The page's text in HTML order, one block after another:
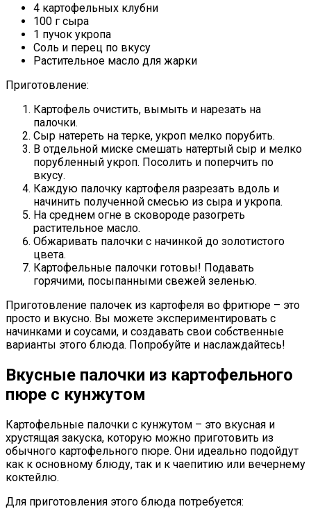
4 картофельных клубни
100 г сыра
1 пучок укропа
Соль и перец по вкусу
Растительное масло для жарки
Приготовление:
Картофель очистить, вымыть и нарезать на
палочки.
Сыр натереть на терке, укроп мелко порубить.
В отдельной миске смешать натертый сыр и мелко
порубленный укроп. Посолить и поперчить по
вкусу.
Каждую палочку картофеля разрезать вдоль и
начинить полученной смесью из сыра и укропа.
На среднем огне в сковороде разогреть
растительное масло.
Обжаривать палочки с начинкой до золотистого
цвета.
Картофельные палочки готовы! Подавать
горячими, посыпанными свежей зеленью.
Приготовление палочек из картофеля во фритюре – это
просто и вкусно. Вы можете экспериментировать с
начинками и соусами, и создавать свои собственные
варианты этого блюда. Попробуйте и наслаждайтесь!
Вкусные палочки из картофельного
пюре с кунжутом
Картофельные палочки с кунжутом – это вкусная и
хрустящая закуска, которую можно приготовить из
обычного картофельного пюре. Они идеально подойдут
как к основному блюду, так и к чаепитию или вечернему
коктейлю.
Для приготовления этого блюда потребуется: